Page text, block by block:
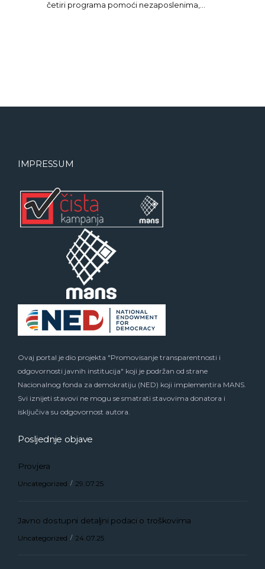
četiri programa pomoći nezaposlenima,…
IMPRESSUM
Ovaj portal je dio projekta "Promovisanje transparentnosti i
odgovornosti javnih institucija" koji je podržan od strane
Nacionalnog fonda za demokratiju (NED) koji implementira MANS.
Svi iznijeti stavovi ne mogu se smatrati stavovima donatora i
isključiva su odgovornost autora.
Posljednje objave
Provjera
Uncategorized 29.07.25
Javno dostupni detaljni podaci o troškovima
Uncategorized 24.07.25